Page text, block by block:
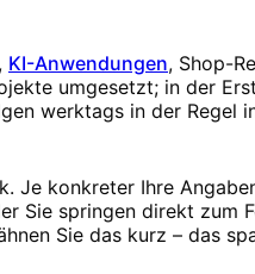
KI-Anwendungen, Shop-
umgesetzt; in der
werktags in der Regel
Je konkreter Ihre
Sie springen direkt zum
Sie das kurz – das